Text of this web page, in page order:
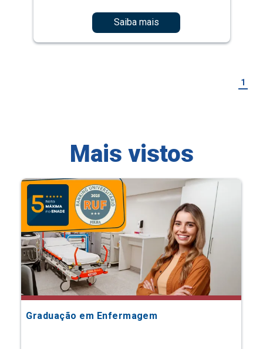
Saiba mais
1
Mais vistos
Graduação em Enfermagem